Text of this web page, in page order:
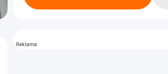
Reklama